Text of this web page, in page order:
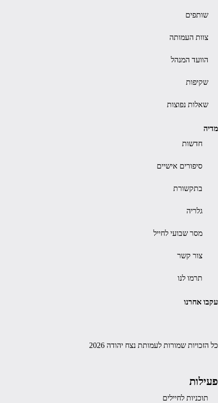
שותפים
צוות העמותה
הוועד המנהל
שקיפות
שאלות נפוצות
מדיה
חדשות
סיפורים אישיים
בתקשורת
גלריה
מסר שבועי לחייל
צור קשר
תרמו לנו
עקבו אחרנו
כל הזכויות שמורות לעמותת נצח יהודה 2026
פעילות
תוכניות לחיילים